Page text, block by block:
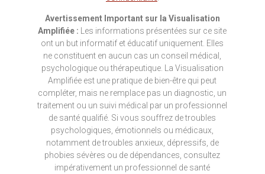
Avertissement Important sur la Visualisation
Amplifiée : Les informations présentées sur ce site
ont un but informatif et éducatif uniquement. Elles
ne constituent en aucun cas un conseil médical,
psychologique ou thérapeutique. La Visualisation
Amplifiée est une pratique de bien-être qui peut
compléter, mais ne remplace pas un diagnostic, un
traitement ou un suivi médical par un professionnel
de santé qualifié. Si vous souffrez de troubles
psychologiques, émotionnels ou médicaux,
notamment de troubles anxieux, dépressifs, de
phobies sévères ou de dépendances, consultez
impérativement un professionnel de santé